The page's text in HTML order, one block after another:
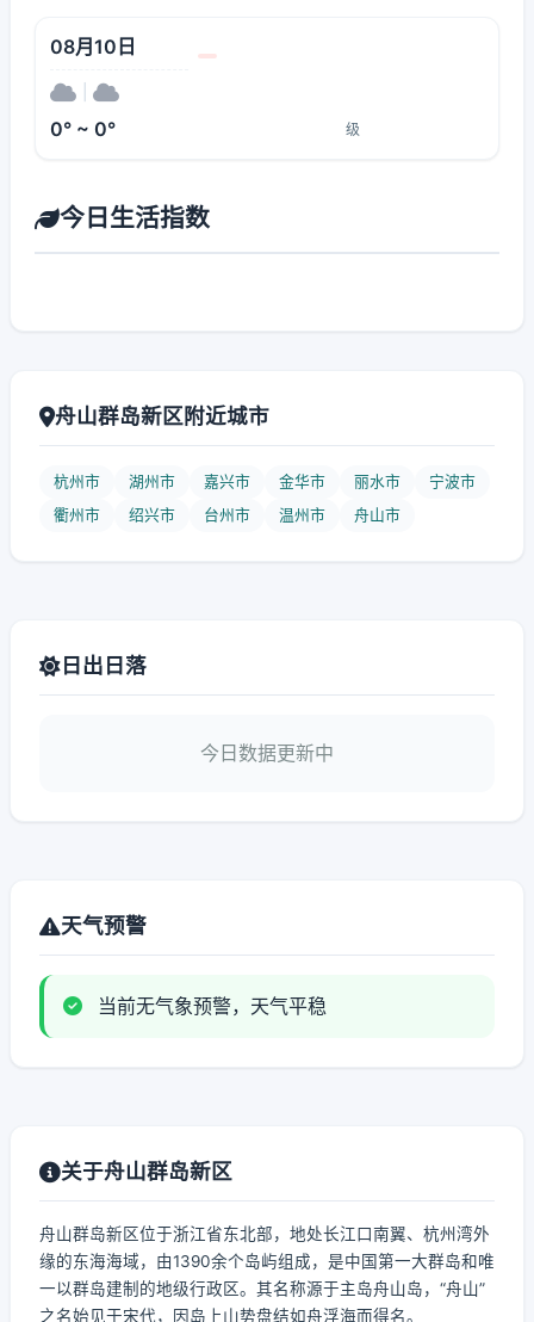
08月10日
0° ~ 0° 级
今日生活指数
舟山群岛新区附近城市
杭州市 湖州市 嘉兴市 金华市 丽水市
宁波市
衢州市
绍兴市 台州市 温州市 舟山市
日出日落
今日数据更新中
天气预警
当前无气象预警，天气平稳
关于舟山群岛新区
舟山群岛新区位于浙江省东北部，地处长江口南翼、杭州湾外
缘的东海海域，由1390余个岛屿组成，是中国第一大群岛和唯
一以群岛建制的地级行政区。其名称源于主岛舟山岛，“舟山”
之名始见于宋代，因岛上山势盘结如舟浮海而得名。